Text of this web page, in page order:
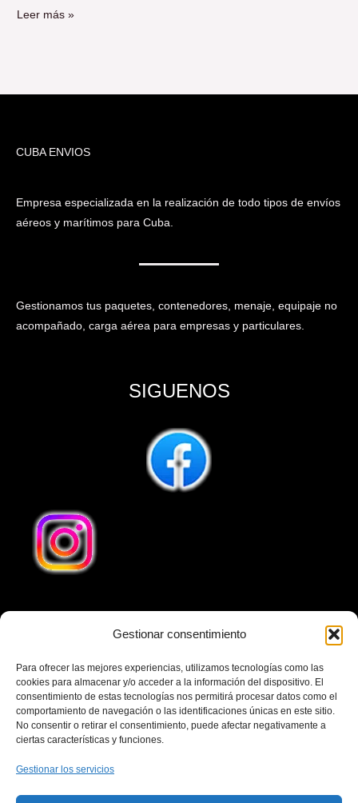
Gestionar consentimiento
Para ofrecer las mejores experiencias, utilizamos tecnologías como las
cookies para almacenar y/o acceder a la información del dispositivo. El
consentimiento de estas tecnologías nos permitirá procesar datos como el
comportamiento de navegación o las identificaciones únicas en este sitio.
No consentir o retirar el consentimiento, puede afectar negativamente a
ciertas características y funciones.
Gestionar los servicios
Leer más »
CUBA ENVIOS
Empresa especializada en la realización de todo tipos de envíos
aéreos y marítimos para Cuba.
Gestionamos tus paquetes, contenedores, menaje, equipaje no
acompañado, carga aérea para empresas y particulares.
SIGUENOS
Email
cubaenvio1@gmail.com
Dirección
Rozas de Madrid Madrid-España. Horario Comercial